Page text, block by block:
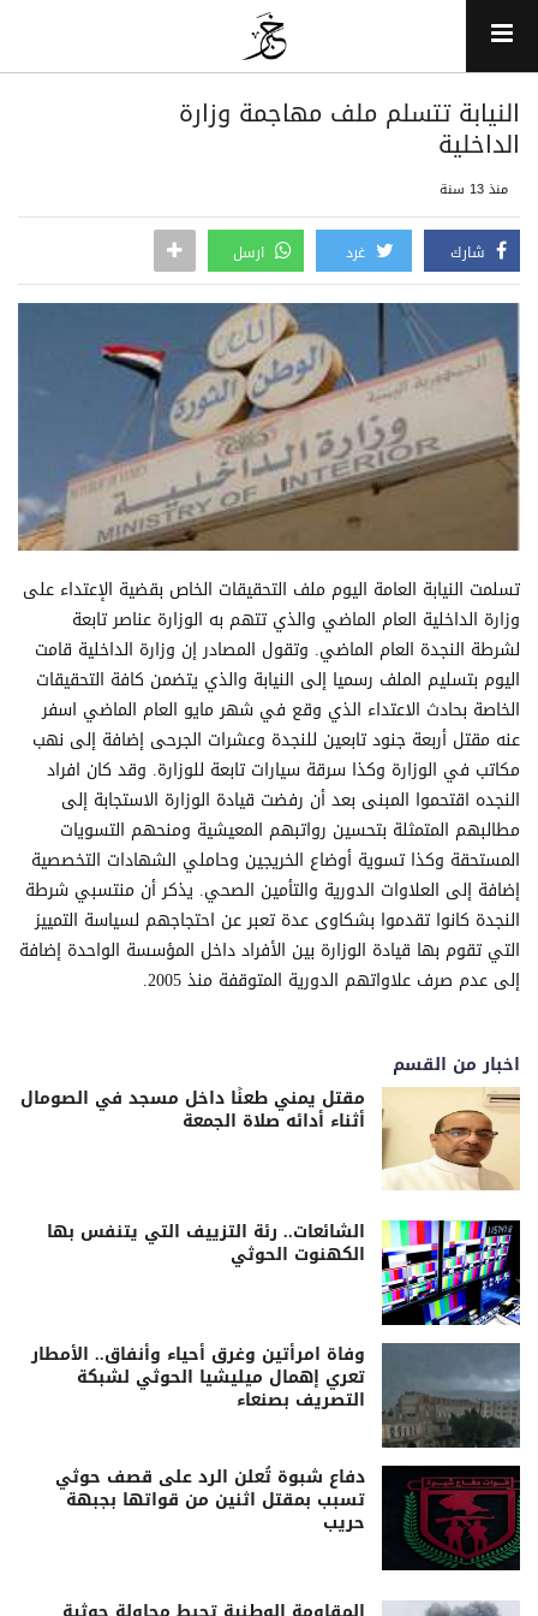
النيابة تتسلم ملف مهاجمة وزارة
الداخلية
منذ 13 سنة
شارك غرد ارسل
تسلمت النيابة العامة اليوم ملف التحقيقات الخاص بقضية الإعتداء على
وزارة الداخلية العام الماضي والذي تتهم به الوزارة عناصر تابعة
لشرطة النجدة العام الماضي. وتقول المصادر إن وزارة الداخلية قامت
اليوم بتسليم الملف رسميا إلى النيابة والذي يتضمن كافة التحقيقات
الخاصة بحادث الاعتداء الذي وقع في شهر مايو العام الماضي اسفر
عنه مقتل أربعة جنود تابعين للنجدة وعشرات الجرحى إضافة إلى نهب
مكاتب في الوزارة وكذا سرقة سيارات تابعة للوزارة. وقد كان افراد
النجده اقتحموا المبنى بعد أن رفضت قيادة الوزارة الاستجابة إلى
مطالبهم المتمثلة بتحسين رواتبهم المعيشية ومنحهم التسويات
المستحقة وكذا تسوية أوضاع الخريجين وحاملي الشهادات التخصصية
إضافة إلى العلاوات الدورية والتأمين الصحي. يذكر أن منتسبي شرطة
النجدة كانوا تقدموا بشكاوى عدة تعبر عن احتجاجهم لسياسة التمييز
التي تقوم بها قيادة الوزارة بين الأفراد داخل المؤسسة الواحدة إضافة
إلى عدم صرف علاواتهم الدورية المتوقفة منذ 2005.
اخبار من القسم
مقتل يمني طعنًا داخل مسجد في الصومال
أثناء أدائه صلاة الجمعة
الشائعات.. رئة التزييف التي يتنفس بها
الكهنوت الحوثي
وفاة امرأتين وغرق أحياء وأنفاق.. الأمطار
تعري إهمال ميليشيا الحوثي لشبكة
التصريف بصنعاء
دفاع شبوة تُعلن الرد على قصف حوثي
تسبب بمقتل اثنين من قواتها بجبهة
حريب